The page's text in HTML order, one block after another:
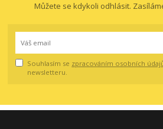
Můžete se kdykoli odhlásit.
Souhlasím se zpracováním osobních
newsletteru.